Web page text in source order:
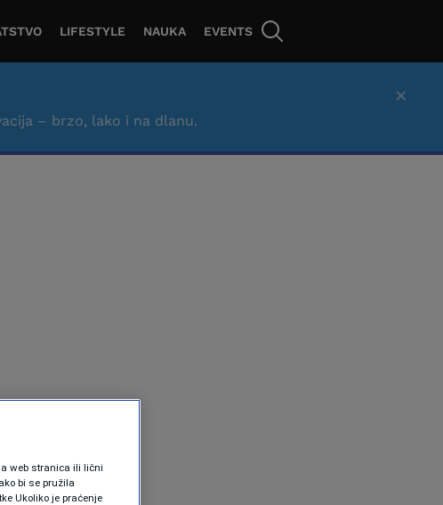
LIFESTYLE NAUKA EVENTS
– brzo, lako i na dlanu.
×
web stranica ili lični
bi se pružila
Ukoliko je praćenje